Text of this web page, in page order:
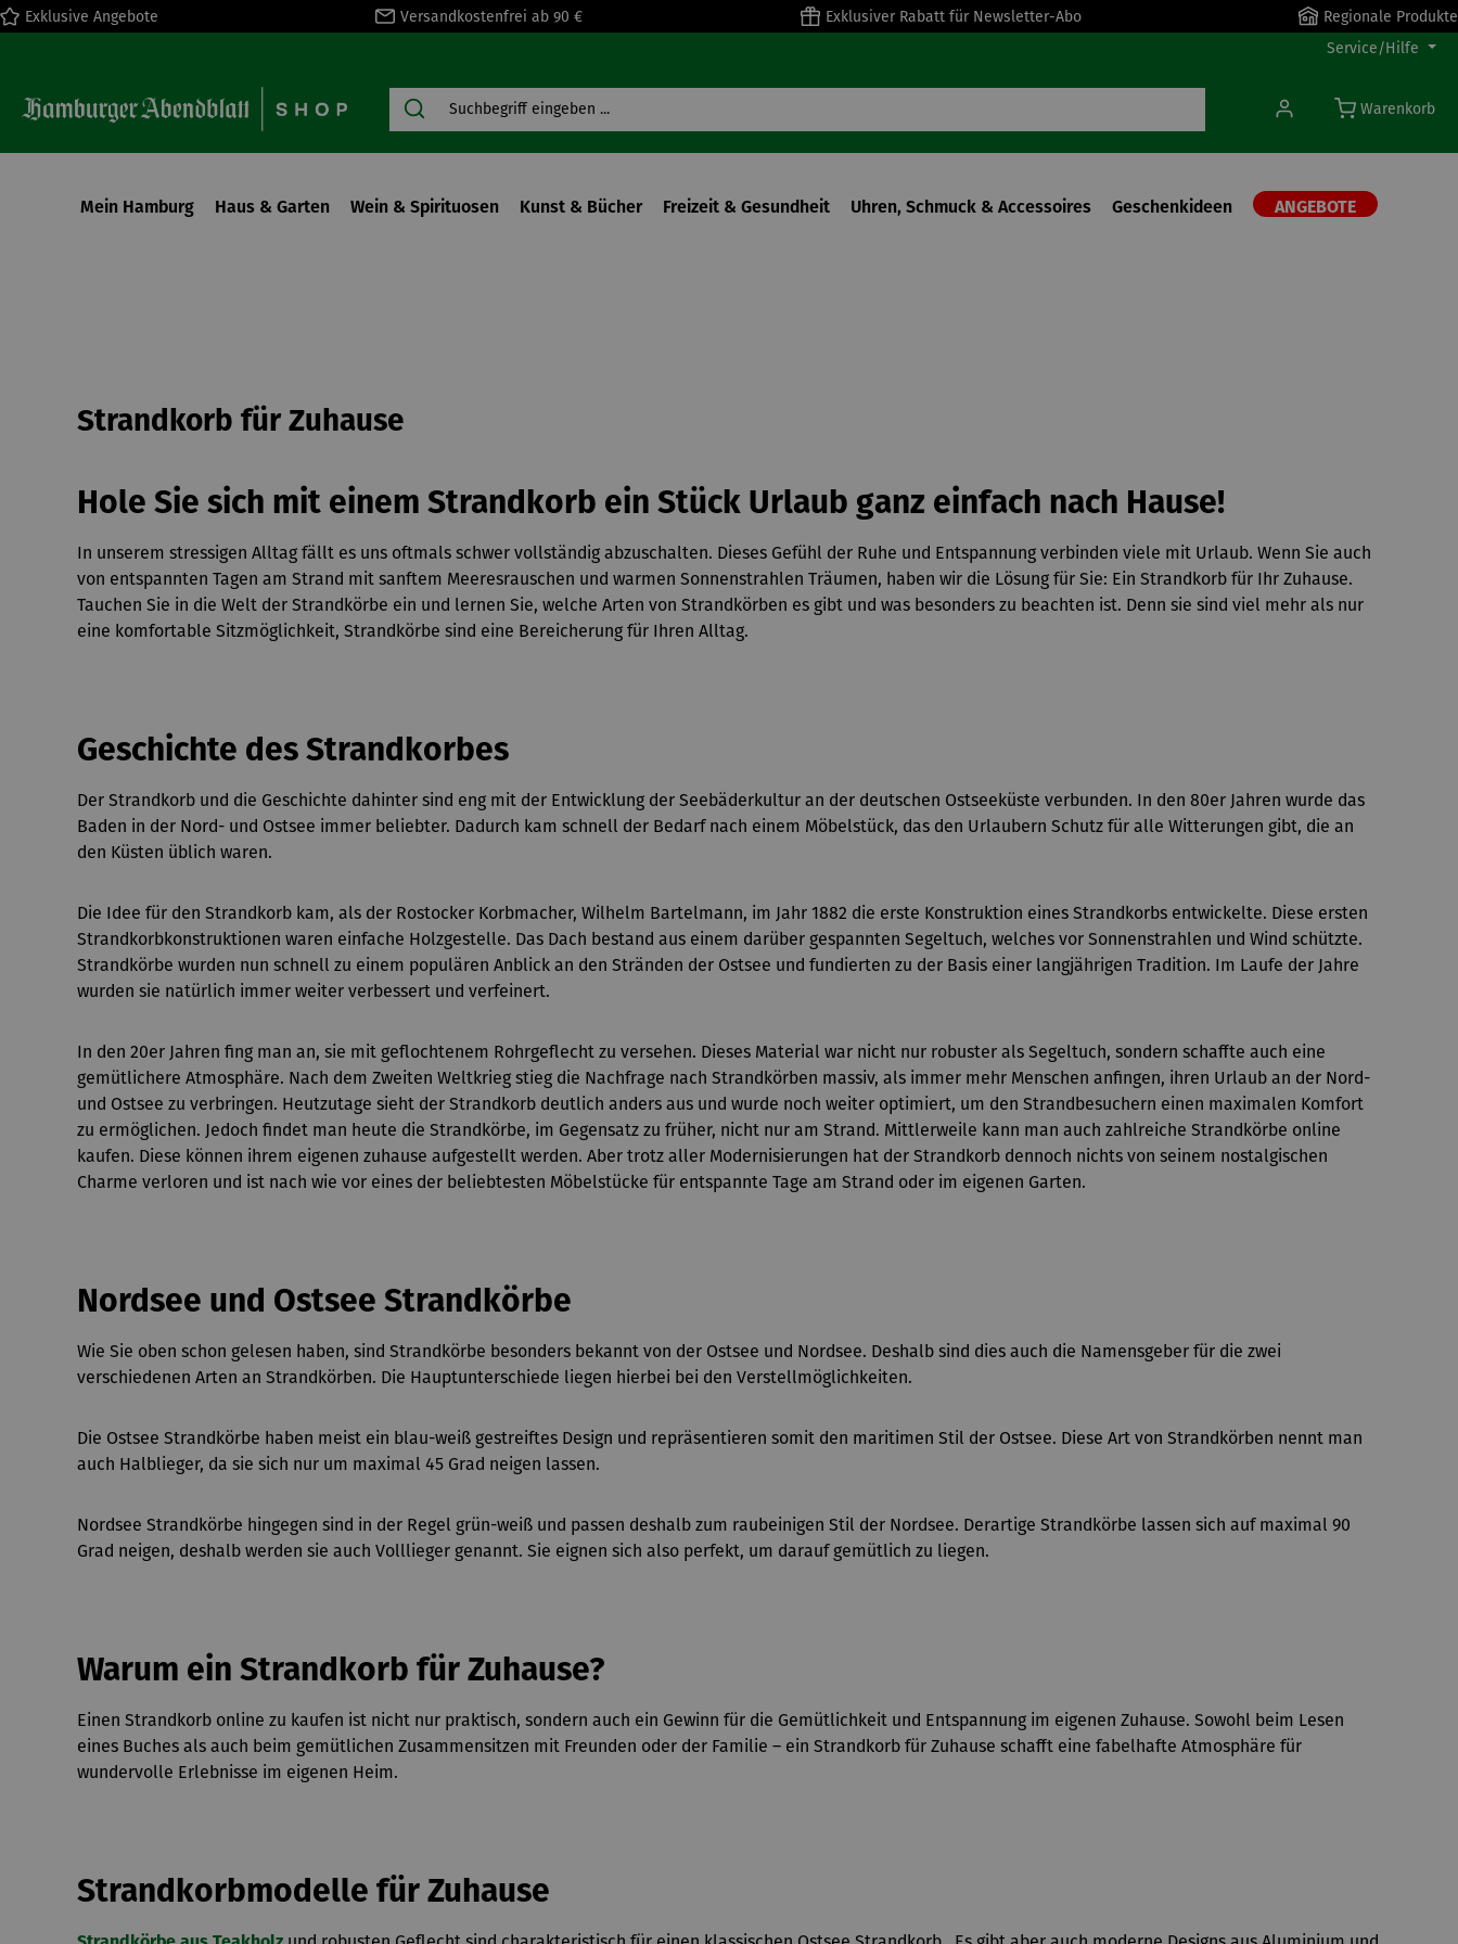
Zur Hauptnavigation springen
Exklusive Angebote Versandkostenfrei ab 90 € Exklusiver Rabatt für Newsletter-Abo
Regionale Produkte
Service/Hilfe
Warenkorb
Mein Hamburg Haus & Garten Wein & Spirituosen Kunst & Bücher Freizeit & Gesundheit Uhren, Schmuck & Accessoires Geschenkideen ANGEBOTE
Strandkorb für Zuhause
Hole Sie sich mit einem Strandkorb ein Stück Urlaub ganz einfach nach Hause!
In unserem stressigen Alltag fällt es uns oftmals schwer vollständig abzuschalten. Dieses Gefühl der Ruhe und Entspannung verbinden viele mit Urlaub. Wenn Sie auch
von entspannten Tagen am Strand mit sanftem Meeresrauschen und warmen Sonnenstrahlen Träumen, haben wir die Lösung für Sie: Ein Strandkorb für Ihr Zuhause.
Tauchen Sie in die Welt der Strandkörbe ein und lernen Sie, welche Arten von Strandkörben es gibt und was besonders zu beachten ist. Denn sie sind viel mehr als nur
eine komfortable Sitzmöglichkeit, Strandkörbe sind eine Bereicherung für Ihren Alltag.
Geschichte des Strandkorbes
Der Strandkorb und die Geschichte dahinter sind eng mit der Entwicklung der Seebäderkultur an der deutschen Ostseeküste verbunden. In den 80er Jahren wurde das
Baden in der Nord- und Ostsee immer beliebter. Dadurch kam schnell der Bedarf nach einem Möbelstück, das den Urlaubern Schutz für alle Witterungen gibt, die an
den Küsten üblich waren.
Die Idee für den Strandkorb kam, als der Rostocker Korbmacher, Wilhelm Bartelmann, im Jahr 1882 die erste Konstruktion eines Strandkorbs entwickelte. Diese ersten
Strandkorbkonstruktionen waren einfache Holzgestelle. Das Dach bestand aus einem darüber gespannten Segeltuch, welches vor Sonnenstrahlen und Wind schützte.
Strandkörbe wurden nun schnell zu einem populären Anblick an den Stränden der Ostsee und fundierten zu der Basis einer langjährigen Tradition. Im Laufe der Jahre
wurden sie natürlich immer weiter verbessert und verfeinert.
In den 20er Jahren fing man an, sie mit geflochtenem Rohrgeflecht zu versehen. Dieses Material war nicht nur robuster als Segeltuch, sondern schaffte auch eine
gemütlichere Atmosphäre. Nach dem Zweiten Weltkrieg stieg die Nachfrage nach Strandkörben massiv, als immer mehr Menschen anfingen, ihren Urlaub an der Nord-
und Ostsee zu verbringen. Heutzutage sieht der Strandkorb deutlich anders aus und wurde noch weiter optimiert, um den Strandbesuchern einen maximalen Komfort
zu ermöglichen. Jedoch findet man heute die Strandkörbe, im Gegensatz zu früher, nicht nur am Strand. Mittlerweile kann man auch zahlreiche Strandkörbe online
kaufen. Diese können ihrem eigenen zuhause aufgestellt werden. Aber trotz aller Modernisierungen hat der Strandkorb dennoch nichts von seinem nostalgischen
Charme verloren und ist nach wie vor eines der beliebtesten Möbelstücke für entspannte Tage am Strand oder im eigenen Garten.
Nordsee und Ostsee Strandkörbe
Wie Sie oben schon gelesen haben, sind Strandkörbe besonders bekannt von der Ostsee und Nordsee. Deshalb sind dies auch die Namensgeber für die zwei
verschiedenen Arten an Strandkörben. Die Hauptunterschiede liegen hierbei bei den Verstellmöglichkeiten.
Die Ostsee Strandkörbe haben meist ein blau-weiß gestreiftes Design und repräsentieren somit den maritimen Stil der Ostsee. Diese Art von Strandkörben nennt man
auch Halblieger, da sie sich nur um maximal 45 Grad neigen lassen.
Nordsee Strandkörbe hingegen sind in der Regel grün-weiß und passen deshalb zum raubeinigen Stil der Nordsee. Derartige Strandkörbe lassen sich auf maximal 90
Grad neigen, deshalb werden sie auch Volllieger genannt. Sie eignen sich also perfekt, um darauf gemütlich zu liegen.
Warum ein Strandkorb für Zuhause?
Einen Strandkorb online zu kaufen ist nicht nur praktisch, sondern auch ein Gewinn für die Gemütlichkeit und Entspannung im eigenen Zuhause. Sowohl beim Lesen
eines Buches als auch beim gemütlichen Zusammensitzen mit Freunden oder der Familie – ein Strandkorb für Zuhause schafft eine fabelhafte Atmosphäre für
wundervolle Erlebnisse im eigenen Heim.
Strandkorbmodelle für Zuhause